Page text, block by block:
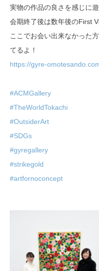
実物の作品の良さを感じに
会期終了後は数年後のFirst
ここでお会い出来なかった
てるよ！
https://gyre-
#ACMGallery
#TheWorldTokachi
#OutsiderArt
#SDGs
#gyregallery
#strikegold
#artfornoconcept